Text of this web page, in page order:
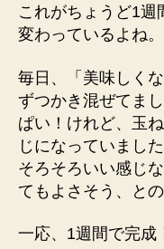
これがちょうど1
変わっているよね。
毎日、「美味しく
ずつかき混ぜてま
ぱい！けれど、玉
じになっていまし
そろそろいい感じ
てもよさそう、との
一応、1週間で完成